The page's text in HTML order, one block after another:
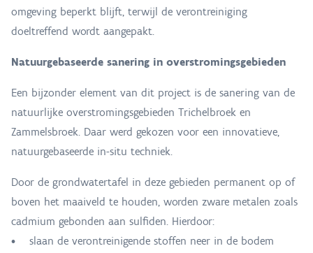
omgeving beperkt blijft, terwijl de verontreiniging
doeltreffend wordt aangepakt.
Natuurgebaseerde sanering in overstromingsgebieden
Een bijzonder element van dit project is de sanering van de
natuurlijke overstromingsgebieden Trichelbroek en
Zammelsbroek. Daar werd gekozen voor een innovatieve,
natuurgebaseerde in-situ techniek.
Door de grondwatertafel in deze gebieden permanent op of
boven het maaiveld te houden, worden zware metalen zoals
cadmium gebonden aan sulfiden. Hierdoor:
• slaan de verontreinigende stoffen neer in de bodem